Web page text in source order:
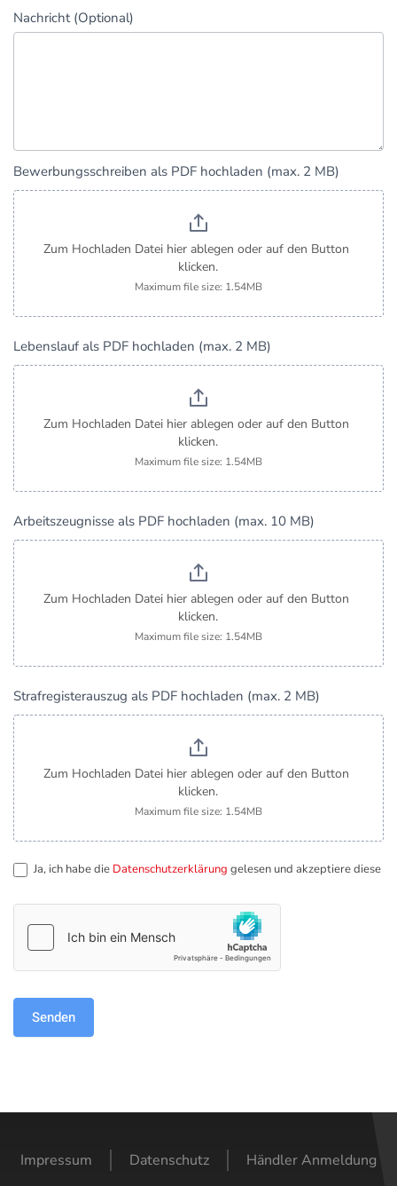
Nachricht (Optional)
Bewerbungsschreiben als PDF hochladen (max. 2 MB)
Zum Hochladen Datei hier ablegen oder auf den Button
klicken.
Maximum file size: 1.54MB
Lebenslauf als PDF hochladen (max. 2 MB)
Zum Hochladen Datei hier ablegen oder auf den Button
klicken.
Maximum file size: 1.54MB
Arbeitszeugnisse als PDF hochladen (max. 10 MB)
Zum Hochladen Datei hier ablegen oder auf den Button
klicken.
Maximum file size: 1.54MB
Strafregisterauszug als PDF hochladen (max. 2 MB)
Zum Hochladen Datei hier ablegen oder auf den Button
klicken.
Maximum file size: 1.54MB
Ja, ich habe die Datenschutzerklärung gelesen und akzeptiere diese
Senden
Impressum Datenschutz Händler Anmeldung